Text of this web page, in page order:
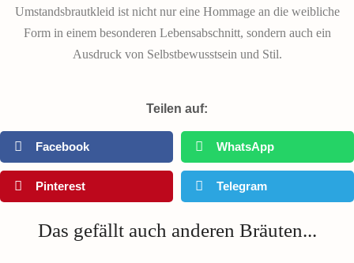
Umstandsbrautkleid ist nicht nur eine Hommage an die weibliche
Form in einem besonderen Lebensabschnitt, sondern auch ein
Ausdruck von Selbstbewusstsein und Stil.
Teilen auf:
Facebook WhatsApp
Pinterest Telegram
Das gefällt auch anderen Bräuten...